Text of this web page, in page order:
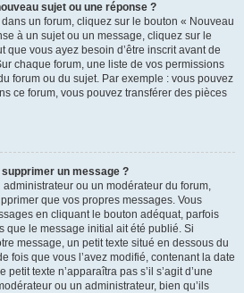
sujet ou une réponse ?
un forum, cliquez sur le bouton « Nouveau
à un sujet ou un message, cliquez sur le
que vous ayez besoin d’être inscrit avant de
chaque forum, une liste de vos permissions
forum ou du sujet. Par exemple : vous pouvez
ce forum, vous pouvez transférer des pièces
un message ?
ou un modérateur du forum,
que vos propres messages. Vous
en cliquant le bouton adéquat, parfois
que le message initial ait été publié. Si
message, un petit texte situé en dessous du
fois que vous l’avez modifié, contenant la date
texte n’apparaîtra pas s’il s’agit d’une
ou un administrateur, bien qu’ils